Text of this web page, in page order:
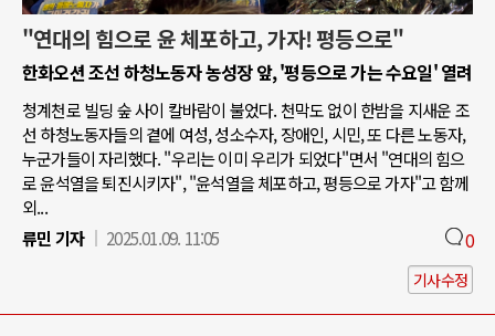
"연대의 힘으로 윤 체포하고, 가자! 평등으로"
한화오션 조선 하청노동자 농성장 앞, '평등으로 가는 수요일' 열려
청계천로 빌딩 숲 사이 칼바람이 불었다. 천막도 없이 한밤을 지새운 조
선 하청노동자들의 곁에 여성, 성소수자, 장애인, 시민, 또 다른 노동자,
누군가들이 자리했다. "우리는 이미 우리가 되었다"면서 "연대의 힘으
로 윤석열을 퇴진시키자", "윤석열을 체포하고, 평등으로 가자"고 함께
외...
류민 기자
2025.01.09. 11:05 0
기사수정